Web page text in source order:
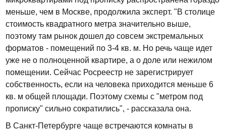
меньше, чем в Москве, продолжила эксперт. "В столице
стоимость квадратного метра значительно выше,
поэтому там рынок дошел до совсем экстремальных
форматов - помещений по 3-4 кв. м. Но речь чаще идет
уже не о полноценной квартире, а о доле или нежилом
помещении. Сейчас Росреестр не зарегистрирует
собственность, если на человека приходится меньше 6
кв. м общей площади. Поэтому схемы с "метром под
прописку" сильно сократились", - рассказала она.
В Санкт-Петербурге чаще встречаются комнаты в